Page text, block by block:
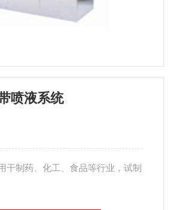
喷液系统
干制药、化工、食品等行业，试制